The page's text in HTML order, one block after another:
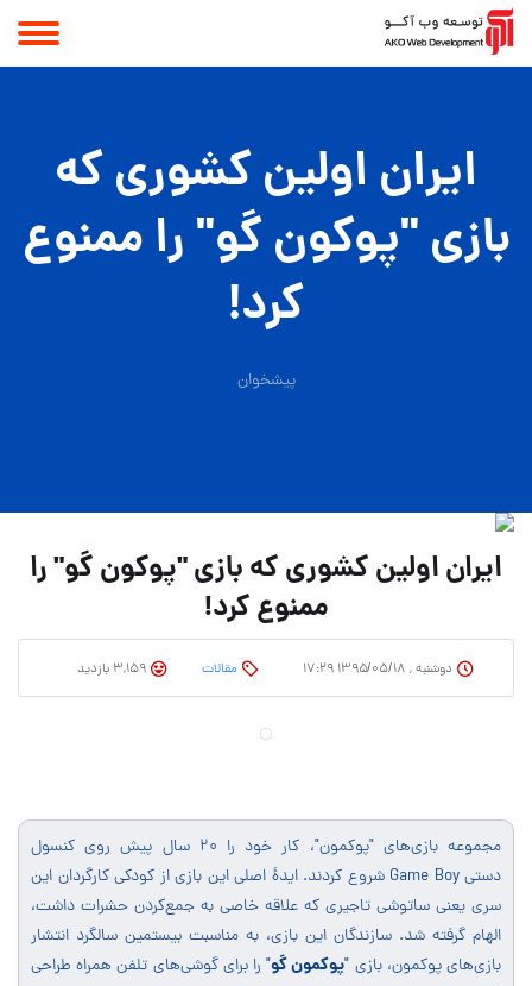
ایران اولین کشوری که
بازی "پوکون گو" را ممنوع
کرد!
پیشخوان
ایران اولین کشوری که بازی "پوکون گو" را
ممنوع کرد!
دوشنبه , ۱۳۹۵/۰۵/۱۸ ۱۷:۲۹ مقالات
مجموعه بازی‌های "پوکمون"، کار خود را ۲۰ سال پیش روی کنسول
دستیGame Boyشروع کردند. ایدهٔ اصلی این بازی از کودکی کارگردان این
سری یعنی ساتوشی تاجیری که علاقه خاصی به جمع‌کردن حشرات داشت،
الهام گرفته شد. سازندگان این بازی، به مناسبت بیستمین سالگرد انتشار
بازی‌های پوکمون، بازی "پوکمون گو" را برای گوشی‌های تلفن همراه طراحی